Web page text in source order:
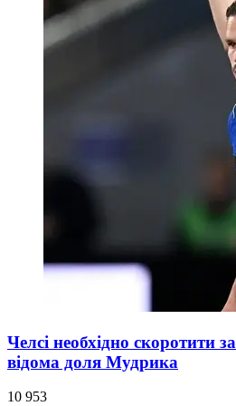
Челсі необхідно скоротити
відома доля Мудрика
10 953